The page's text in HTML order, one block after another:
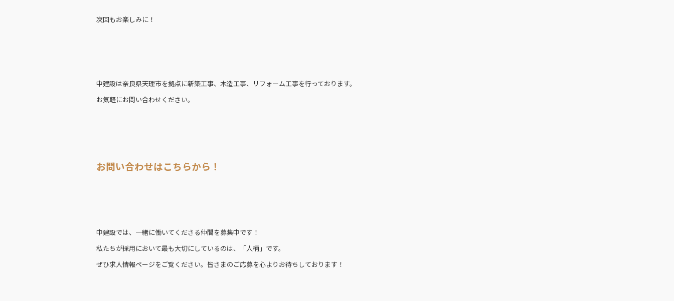
次回もお楽しみに！
中建設は奈良県天理市を拠点に新築工事、木造工事、リフォーム工事を行っております。
お気軽にお問い合わせください。
お問い合わせはこちらから！
中建設では、一緒に働いてくださる仲間を募集中です！
私たちが採用において最も大切にしているのは、「人柄」です。
ぜひ求人情報ページをご覧ください。皆さまのご応募を心よりお待ちしております！